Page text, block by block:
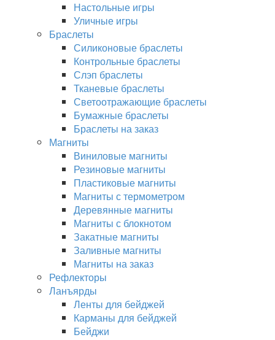
Настольные игры
Уличные игры
Браслеты
Силиконовые браслеты
Контрольные браслеты
Слэп браслеты
Тканевые браслеты
Светоотражающие браслеты
Бумажные браслеты
Браслеты на заказ
Магниты
Виниловые магниты
Резиновые магниты
Пластиковые магниты
Магниты с термометром
Деревянные магниты
Магниты с блокнотом
Закатные магниты
Заливные магниты
Магниты на заказ
Рефлекторы
Ланъярды
Ленты для бейджей
Карманы для бейджей
Бейджи